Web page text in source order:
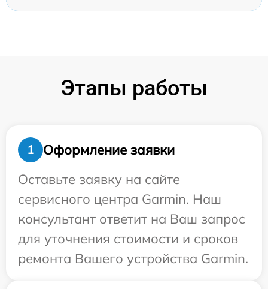
Этапы работы
1
Оформление заявки
Оставьте заявку на сайте
сервисного центра Garmin. Наш
консультант ответит на Ваш запрос
для уточнения стоимости и сроков
ремонта Вашего устройства Garmin.